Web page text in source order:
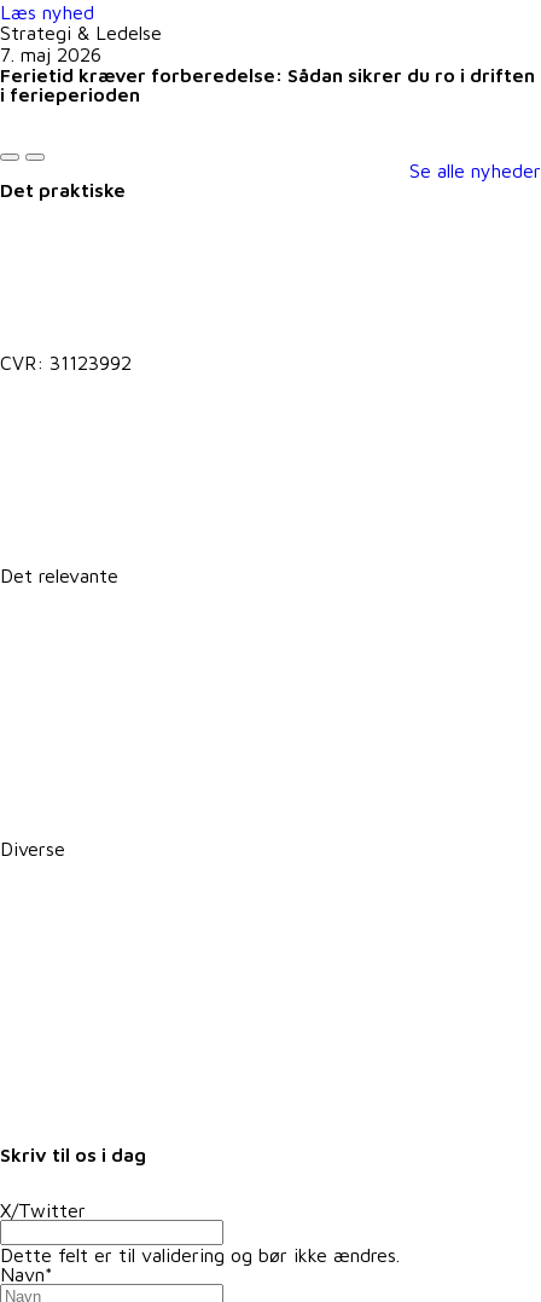
Læs nyhed
Strategi & Ledelse
7. maj 2026
Ferietid kræver forberedelse: Sådan sikrer du ro i driften
i ferieperioden
Se alle nyheder
Det praktiske
CVR: 31123992
Det relevante
Diverse
Skriv til os i dag
X/Twitter
Dette felt er til validering og bør ikke ændres.
Navn*